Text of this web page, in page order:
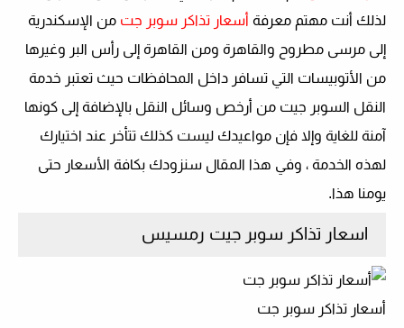
لذلك أنت مهتم معرفة أسعار تذاكر سوبر جت من الإسكندرية
إلى مرسى مطروح والقاهرة ومن القاهرة إلى رأس البر وغيرها
من الأتوبيسات التي تسافر داخل المحافظات حيث تعتبر خدمة
النقل السوبر جيت من أرخص وسائل النقل بالإضافة إلى كونها
آمنة للغاية وإلا فإن مواعيدك ليست كذلك تتأخر عند اختيارك
لهذه الخدمة ، وفي هذا المقال سنزودك بكافة الأسعار حتى
يومنا هذا.
اسعار تذاكر سوبر جيت رمسيس
أسعار تذاكر سوبر جت